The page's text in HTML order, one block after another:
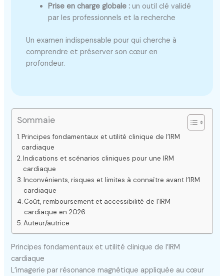
Prise en charge globale : un outil clé validé
par les professionnels et la recherche
Un examen indispensable pour qui cherche à
comprendre et préserver son cœur en
profondeur.
Sommaie
Principes fondamentaux et utilité clinique de l’IRM
cardiaque
Indications et scénarios cliniques pour une IRM
cardiaque
Inconvénients, risques et limites à connaître avant l’IRM
cardiaque
Coût, remboursement et accessibilité de l’IRM
cardiaque en 2026
Auteur/autrice
Principes fondamentaux et utilité clinique de l’IRM
cardiaque
L’imagerie par résonance magnétique appliquée au cœur